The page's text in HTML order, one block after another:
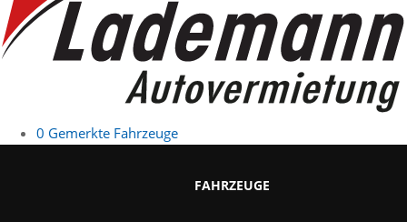
FAHRZEUGE
0 Gemerkte Fahrzeuge